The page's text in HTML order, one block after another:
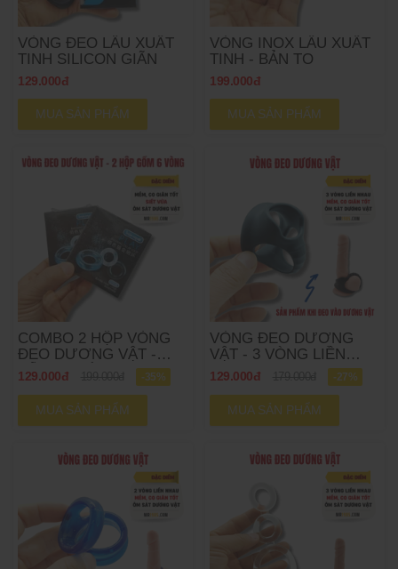
VÒNG ĐEO LÂU XUẤT
TINH SILICON GIÃN
129.000đ
MUA SẢN PHẨM
VÒNG INOX LÂU XUẤT
TINH - BẢN TO
199.000đ
MUA SẢN PHẨM
COMBO 2 HỘP VÒNG
ĐEO DƯƠNG VẬT -
TỔNG 6 VÒNG
129.000đ -35%
MUA SẢN PHẨM
VÒNG ĐEO DƯƠNG
VẬT - 3 VÒNG LIỀN
NHAU
129.000đ -27%
MUA SẢN PHẨM